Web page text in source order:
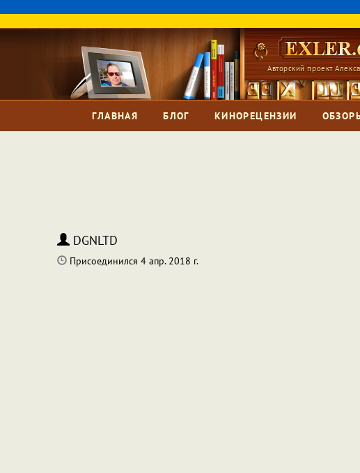
Авторский проект
ГЛАВНАЯ БЛОГ КИНОРЕЦЕНЗИИ
DGNLTD
Присоединился 4 апр. 2018 г.